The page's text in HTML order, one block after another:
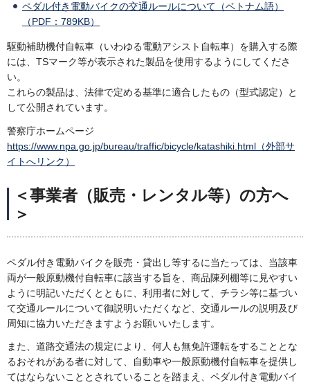
ペダル付き電動バイクの交通ルールについて（ベトナム語）
（PDF：789KB）
駆動補助機付自転車（いわゆる電動アシスト自転車）を購入する際
には、TSマーク等が表示された製品を使用するようにしてくださ
い。
これらの製品は、法律で定める基準に適合したもの（型式認定）と
して公開されています。
警察庁ホームページ
https://www.npa.go.jp/bureau/traffic/bicycle/katashiki.html（外部サ
イトへリンク）
＜事業者（販売・レンタル等）の方へ
＞
ペダル付き電動バイクを販売・貸出し等するに当たっては、当該車
両が一般原動機付自転車に該当する旨を、商品陳列棚等に見やすい
ように明記いただくとともに、利用者に対して、チラシ等に基づい
て交通ルールについて御説明いただくなど、交通ルールの説明及び
周知に協力いただきますようお願いいたします。
また、道路交通法の規定により、何人も無免許運転をすることとな
るおそれがある者に対して、自動車や一般原動機付自転車を提供し
てはならないこととされていることを踏まえ、ペダル付き電動バイ